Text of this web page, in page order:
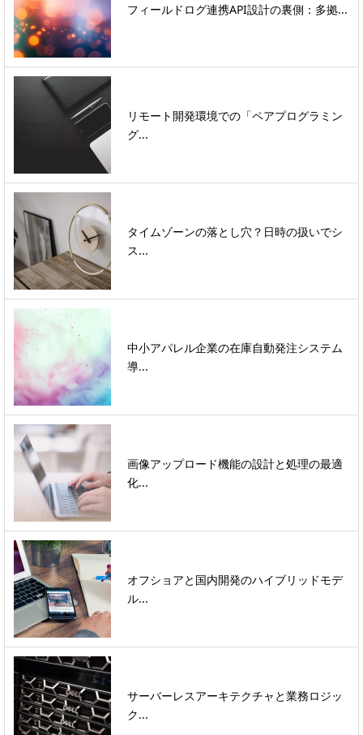
フィールドログ連携API設計の裏側：多拠...
リモート開発環境での「ペアプログラミン
グ...
タイムゾーンの落とし穴？日時の扱いでシ
ス...
中小アパレル企業の在庫自動発注システム
導...
画像アップロード機能の設計と処理の最適
化...
オフショアと国内開発のハイブリッドモデ
ル...
サーバーレスアーキテクチャと業務ロジッ
ク...